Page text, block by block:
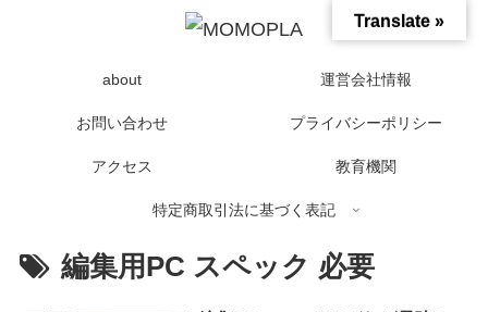
about 運営会社情報
お問い合わせ プライバシーポリシー
アクセス 教育機関
特定商取引法に基づく表記
編集用PC スペック 必要
Translate »